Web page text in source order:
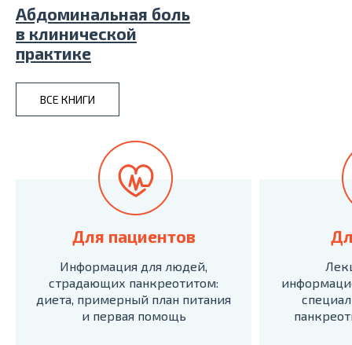
Абдоминальная боль
в клинической
практике
ВСЕ КНИГИ
Для пациентов
Информация для людей,
страдающих панкреотитом:
диета, примерный план питания
и первая помощь